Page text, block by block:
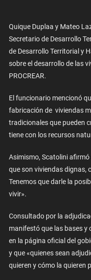
Quique Duplaa y Mateo
Secretario de Desarrollo
de Desarrollo Territorial y
sobre el desarrollo de las
PROCREAR.
El funcionario mencionó
fabricación de viviendas
tradicionales que pueden
tiene con los recursos
Asimismo, Scatolini
que son viviendas dignas,
Tenemos que darle la
vivir».
Consultado por la
manifestó que las bases y
en la página oficial del
y que «quienes sean
quieren y cómo la quieren